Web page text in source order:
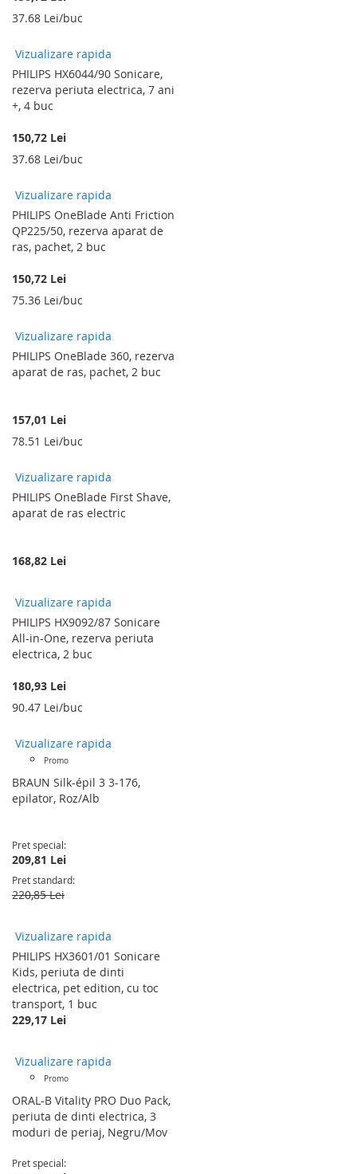
37.68 Lei/buc
Vizualizare rapida
PHILIPS HX6044/90 Sonicare,
rezerva periuta electrica, 7 ani
+, 4 buc
150,72 Lei
37.68 Lei/buc
Vizualizare rapida
PHILIPS OneBlade Anti Friction
QP225/50, rezerva aparat de
ras, pachet, 2 buc
150,72 Lei
75.36 Lei/buc
Vizualizare rapida
PHILIPS OneBlade 360, rezerva
aparat de ras, pachet, 2 buc
157,01 Lei
78.51 Lei/buc
Vizualizare rapida
PHILIPS OneBlade First Shave,
aparat de ras electric
168,82 Lei
Vizualizare rapida
PHILIPS HX9092/87 Sonicare
All-in-One, rezerva periuta
electrica, 2 buc
180,93 Lei
90.47 Lei/buc
Vizualizare rapida
Promo
BRAUN Silk-épil 3 3-176,
epilator, Roz/Alb
Pret special
209,81 Lei
Pret standard
220,85 Lei
Vizualizare rapida
PHILIPS HX3601/01 Sonicare
Kids, periuta de dinti
electrica, pet edition, cu toc
transport, 1 buc
229,17 Lei
Vizualizare rapida
Promo
ORAL-B Vitality PRO Duo Pack,
periuta de dinti electrica, 3
moduri de periaj, Negru/Mov
Pret special